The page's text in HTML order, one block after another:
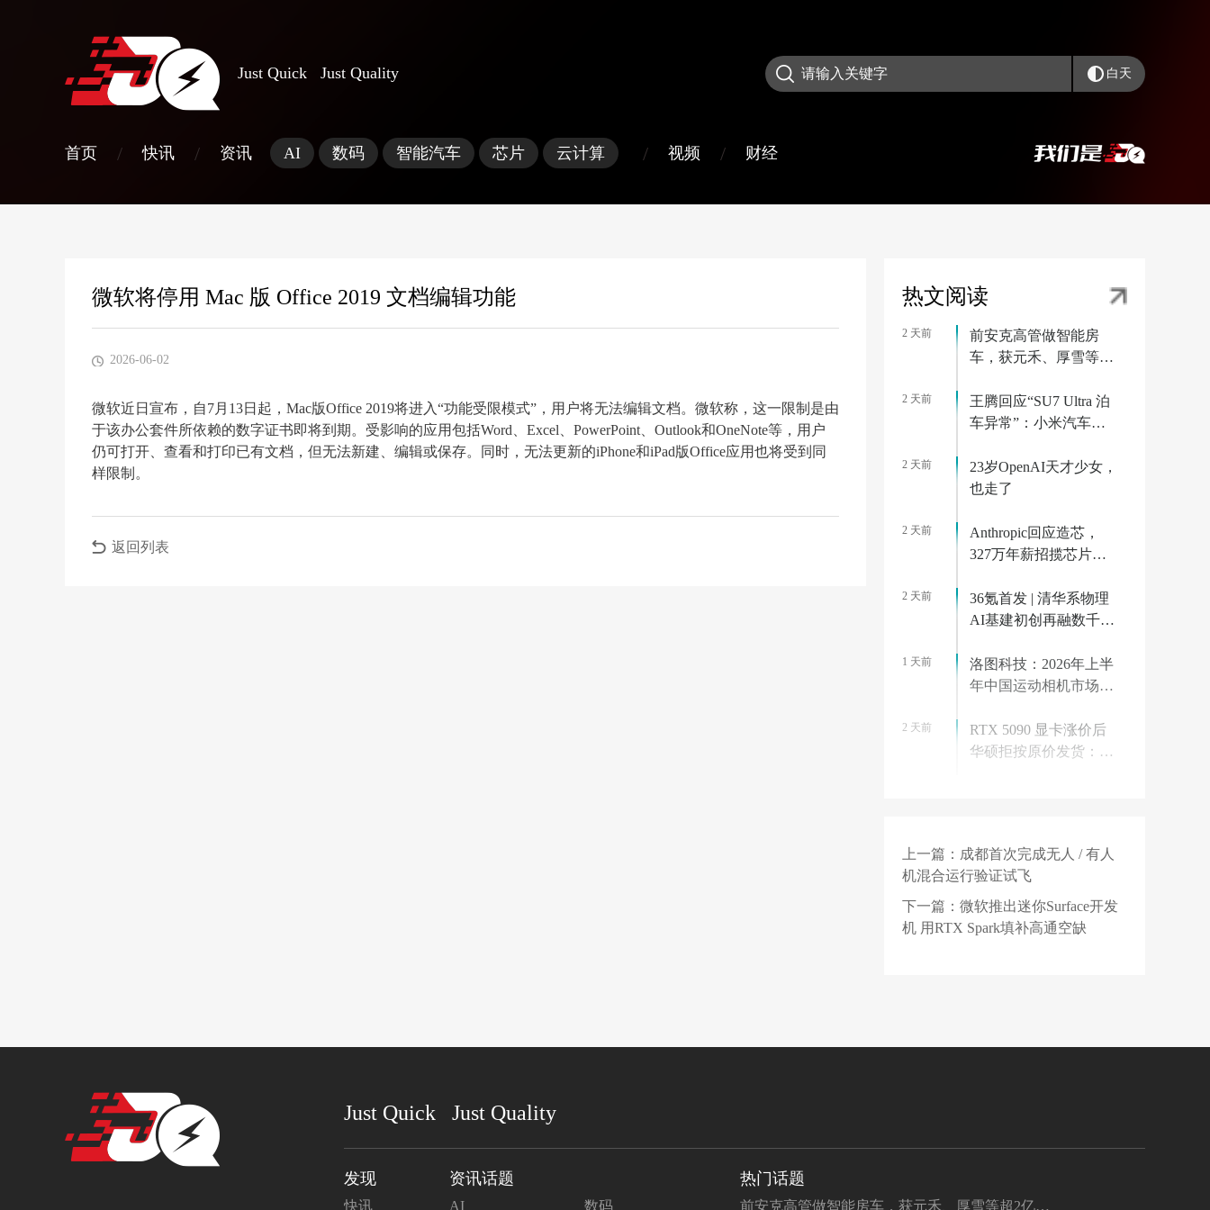
Just Quick Just Quality 白天
首页 / 快讯 / 资讯 AI 数码 智能汽车 芯片 云计算 / 视频 / 财经
微软将停用 Mac 版 Office 2019 文档编辑功能
2026-06-02
微软近日宣布，自7月13日起，Mac版Office 2019将进入“功能受限模式”，用户将无法编辑文档。微软称，这一限制是由
于该办公套件所依赖的数字证书即将到期。受影响的应用包括Word、Excel、PowerPoint、Outlook和OneNote等，用户
仍可打开、查看和打印已有文档，但无法新建、编辑或保存。同时，无法更新的iPhone和iPad版Office应用也将受到同
样限制。
返回列表
热文阅读
2 天前
前安克高管做智能房
车，获元禾、厚雪等超
2027年初量产｜硬氪首
发
2 天前
王腾回应“SU7 Ultra 泊
车异常”：小米汽车已
景有 Bug 很正常
2 天前
23岁OpenAI天才少女，
也走了
2 天前
Anthropic回应造芯，
327万年薪招揽芯片工
2 天前
36氪首发 | 清华系物理
AI基建初创再融数千万
球化规模交付
1 天前
洛图科技：2026年上半
年中国运动相机市场线
2 天前
RTX 5090 显卡涨价后
华硕拒按原价发货：英
升
1 天前
英伟达据称测试降配版
Rubin Ultra GPU，HBM
短缺下芯片厂商如何破
局？
2 天前
华为小米长协锁产能！
上一篇： 成都首次完成无人 / 有人
机混合运行验证试飞
下一篇： 微软推出迷你Surface开发
机 用RTX Spark填补高通空缺
Just Quick Just Quality
发现
快讯
资讯话题
AI 数码
热门话题
前安克高管做智能房车，获元禾、厚雪等超2亿融